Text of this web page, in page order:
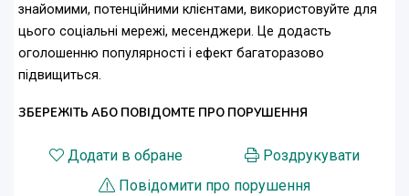
знайомими, потенційними клієнтами, використовуйте для
цього соціальні мережі, месенджери. Це додасть
оголошенню популярності і ефект багаторазово
підвищиться.
ЗБЕРЕЖІТЬ АБО ПОВІДОМТЕ ПРО ПОРУШЕННЯ
Додати в обране
Роздрукувати
Повідомити про порушення